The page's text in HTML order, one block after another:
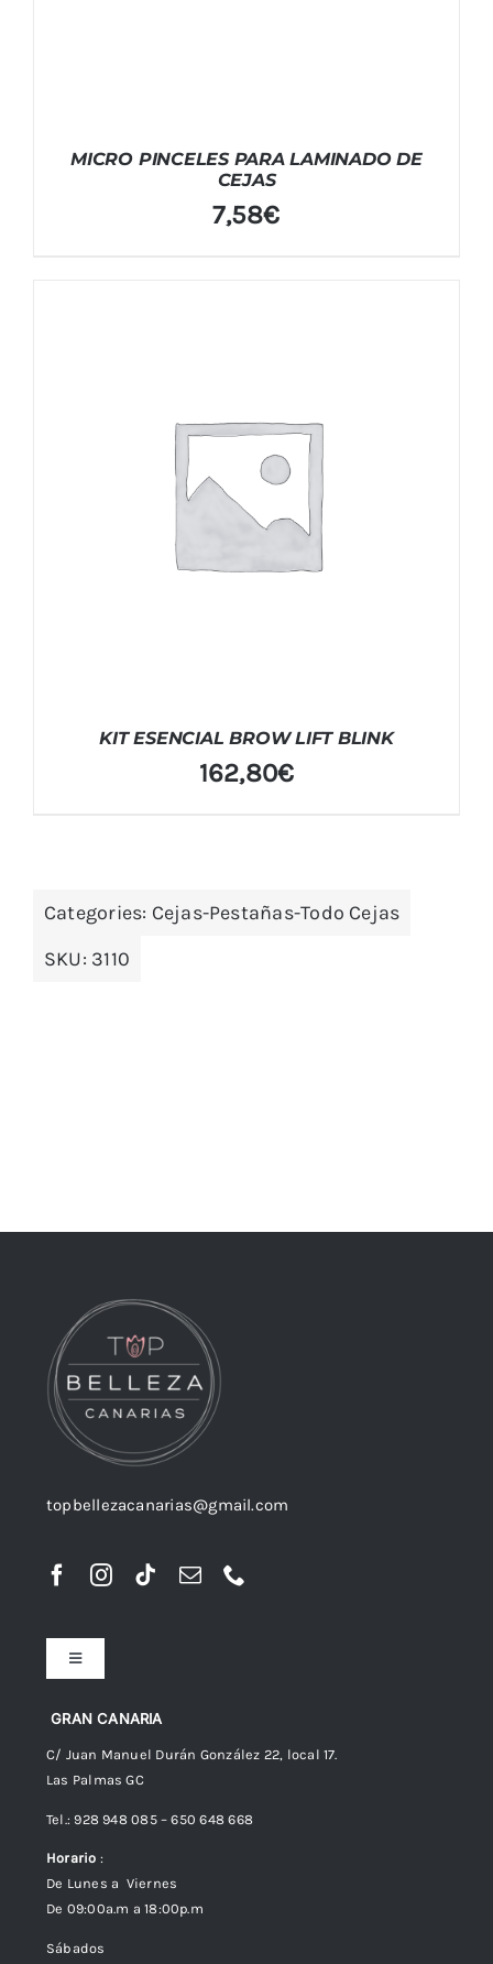
MICRO PINCELES PARA LAMINADO DE
CEJAS
7,58€
KIT ESENCIAL BROW LIFT BLINK
162,80€
Categories: Cejas-Pestañas-Todo Cejas
SKU: 3110
topbellezacanarias@gmail.com
GRAN CANARIA
C/ Juan Manuel Durán González 22, local 17.
Las Palmas GC
Tel.: 928 948 085 – 650 648 668
Horario :
De Lunes a Viernes
De 09:00a.m a 18:00p.m
Sábados
Toggle
Navigation
Preguntas frecuentes
Envíos
Política de Privacidad